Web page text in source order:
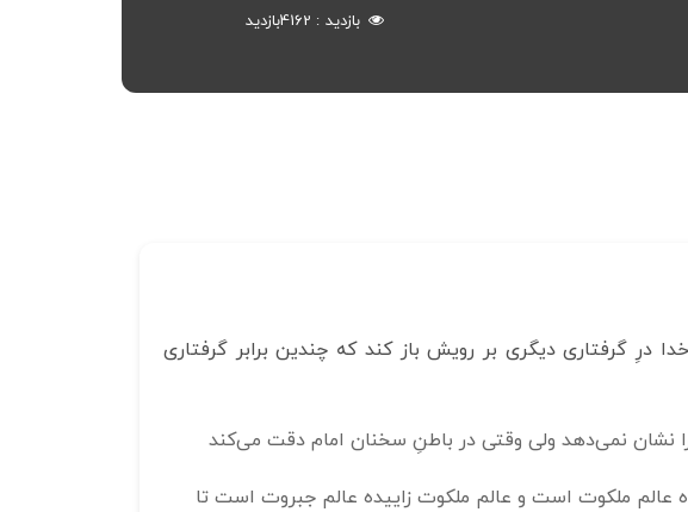
بازدید
4162بازدید
گرفتاری دیگری بر رویش باز کند که چندین برابر گرفتاری
نشان نمی‌دهد ولی وقتی در باطنِ سخنان امام دقت می‌کند
عالم ملکوت است و عالم ملکوت زاییده عالم جبروت است تا